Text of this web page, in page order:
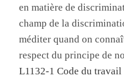
en matière de
champ de la
méditer quand on
respect du principe de
L1132-1 Code du travail